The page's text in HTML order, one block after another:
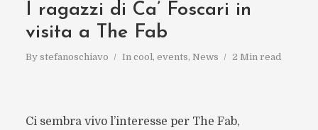
I ragazzi di Ca’ Foscari in
visita a The Fab
By stefanoschiavo In cool, events, News 2 Min read
Ci sembra vivo l’interesse per The Fab,